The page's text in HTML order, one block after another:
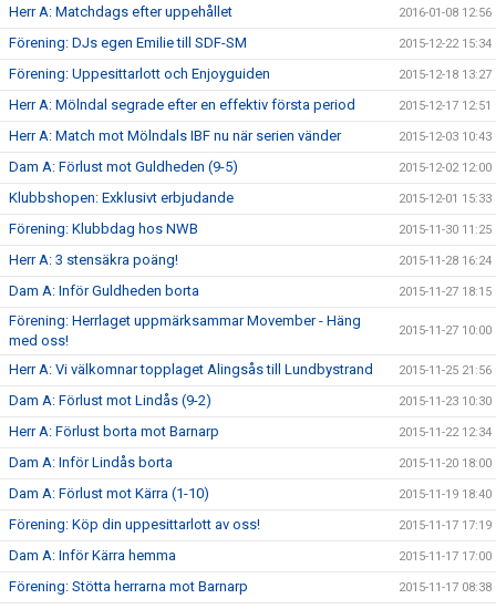
Herr A: Matchdags efter uppehållet 2016-01-08 12:56
Förening: DJs egen Emilie till SDF-SM 2015-12-22 15:34
Förening: Uppesittarlott och Enjoyguiden 2015-12-18 13:27
Herr A: Mölndal segrade efter en effektiv första period 2015-12-17 12:51
Herr A: Match mot Mölndals IBF nu när serien vänder 2015-12-03 10:43
Dam A: Förlust mot Guldheden (9-5) 2015-12-02 12:00
Klubbshopen: Exklusivt erbjudande 2015-12-01 15:33
Förening: Klubbdag hos NWB 2015-11-30 11:25
Herr A: 3 stensäkra poäng! 2015-11-28 16:24
Dam A: Inför Guldheden borta 2015-11-27 18:15
Förening: Herrlaget uppmärksammar Movember - Häng
med oss!
2015-11-27 10:00
Herr A: Vi välkomnar topplaget Alingsås till Lundbystrand 2015-11-25 21:56
Dam A: Förlust mot Lindås (9-2) 2015-11-23 10:30
Herr A: Förlust borta mot Barnarp 2015-11-22 12:34
Dam A: Inför Lindås borta 2015-11-20 18:00
Dam A: Förlust mot Kärra (1-10) 2015-11-19 18:40
Förening: Köp din uppesittarlott av oss! 2015-11-17 17:19
Dam A: Inför Kärra hemma 2015-11-17 17:00
Förening: Stötta herrarna mot Barnarp 2015-11-17 08:38